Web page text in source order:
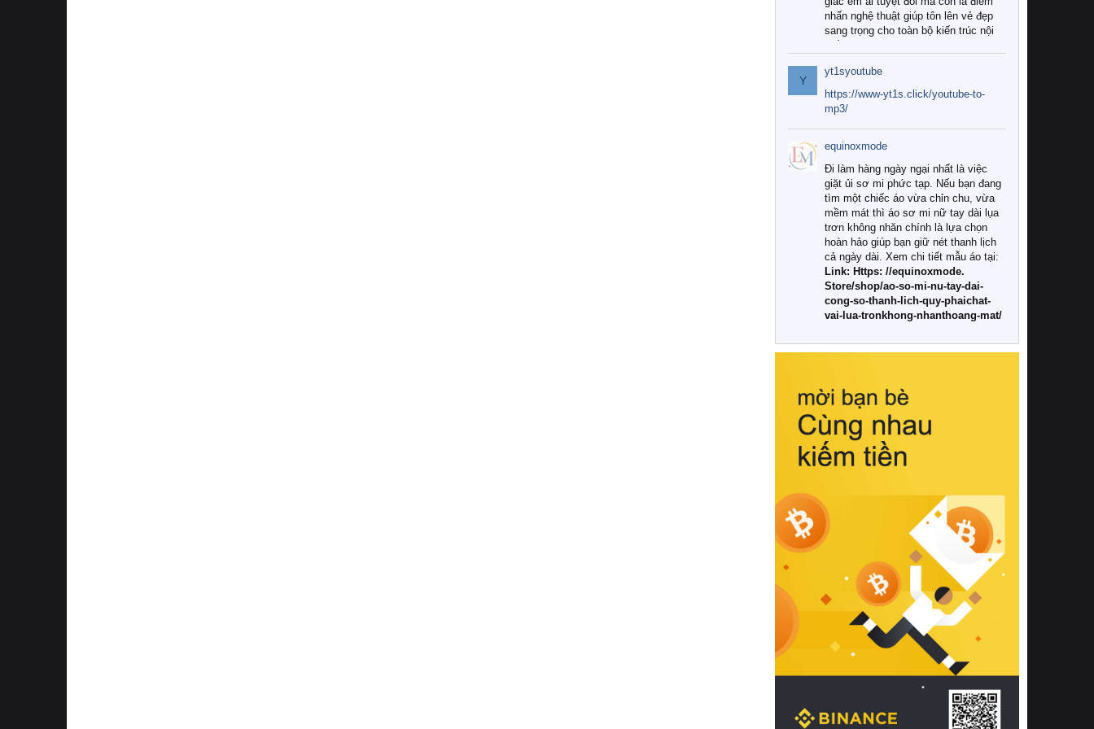
nhấn nghệ thuật giúp tôn lên vẻ đẹp
sang trọng cho toàn bộ kiến trúc nội
Tuy nhiên, giữa thị trường đa dạng
với vô vàn thương hiệu và mẫu mã
như hiện nay, làm thế nào để chọn
được những bộ chăn ga gối đệm cao
cấp thực sự chất lượng, phù hợp với
khí hậu và nhu cầu sử dụng của gia
đình? Hãy cùng chúng tôi đi tìm lời
giải đáp chi tiết qua bài viết dưới đây.
1. Tại sao các gia đình hiện đại lại ưa
chuộng chăn ga gối đệm cao cấp?
Khác với các dòng sản phẩm thông
thường, những bộ chăn ga gối đệm
cao cấp trải qua quy trình sản xuất
nghiêm ngặt từ khâu chọn lọc nguyên
liệu tự nhiên đến công nghệ dệt
nhuộm hiện đại không chứa hóa chất
này, bạn sẽ cảm nhận rõ rệt sự khác
hồi chuẩn xác của phần đệm nâng đỡ
cột sống.
Bên cạnh đó, việc lựa chọn các dòng
sản phẩm đạt chuẩn chất lượng quốc
tế còn giúp ngăn ngừa tình trạng kích
khuẩn và nấm mốc trong điều kiện
thời tiết nóng ẩm. Bạn có thể tìm hiểu
thêm các nghiên cứu khoa học về tác
động của giấc ngủ và môi trường
phòng ngủ đối với sức khỏe con
người tại Sleep Foundation (External
Link) để có cái nhìn toàn diện hơn.
2. Các tiêu chí vàng khi lựa chọn
chăn ga gối đệm cao cấp cho phòng
ngủ
Để sở hữu một bộ chăn ga gối đệm
cao cấp hoàn hảo cả về thẩm mỹ lẫn
công năng, người tiêu dùng cần cân
nhắc kỹ lưỡng các tiêu chí quan trọng
Y
yt1syoutube
https://www-yt1s.click/youtube-to-
mp3/
equinoxmode
Đi làm hàng ngày ngại nhất là việc
giặt ủi sơ mi phức tạp. Nếu bạn đang
tìm một chiếc áo vừa chỉn chu, vừa
mềm mát thì áo sơ mi nữ tay dài lụa
trơn không nhăn chính là lựa chọn
hoàn hảo giúp bạn giữ nét thanh lịch
cả ngày dài. Xem chi tiết mẫu áo tại:
Link: Https: //equinoxmode.
Store/shop/ao-so-mi-nu-tay-dai-
cong-so-thanh-lich-quy-phaichat-
vai-lua-tronkhong-nhanthoang-mat/